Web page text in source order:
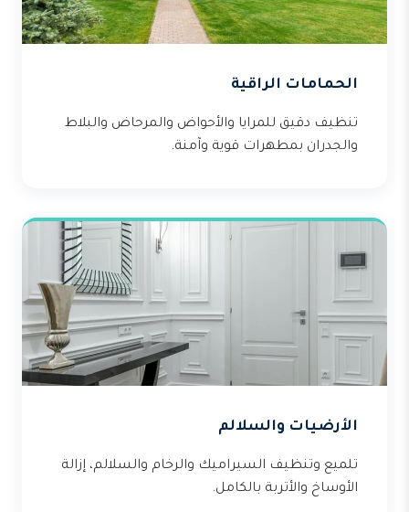
الحمامات الراقية
تنظيف دقيق للمرايا والأحواض والمرحاض والبلاط
والجدران بمطهرات قوية وآمنة.
الأرضيات والسلالم
تلميع وتنظيف السيراميك والرخام والسلالم، إزالة
الأوساخ والأتربة بالكامل.